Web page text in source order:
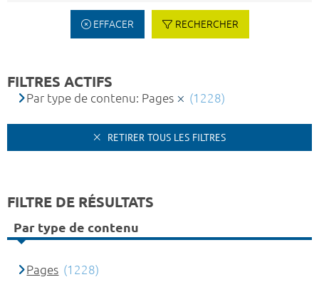
EFFACER RECHERCHER
FILTRES ACTIFS
Par type de contenu: Pages (1228)
RETIRER TOUS LES FILTRES
FILTRE DE RÉSULTATS
Par type de contenu
Pages (1228)